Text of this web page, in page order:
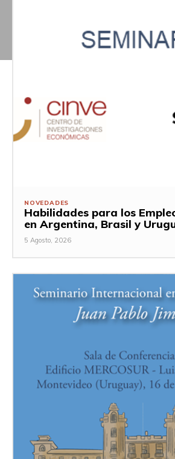
NOVEDADES
Habilidades para los
en Argentina, Brasil y
5 Agosto, 2026